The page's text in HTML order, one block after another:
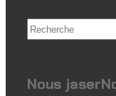
R
e
e
Nous jaser